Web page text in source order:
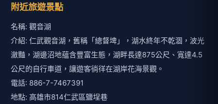
附近旅遊景點
名稱: 觀音湖
介紹: 仁武觀音湖，舊稱「總督埤」，湖水終年不乾涸，波光
瀲豔，湖邊沼地蘊含豐富生態，湖畔長達875公尺、寬達4.5
公尺的自行車道，讓遊客徜徉在湖岸花海景觀。
電話: 886-7-7467391
地點: 高雄市814仁武區鹽埕巷